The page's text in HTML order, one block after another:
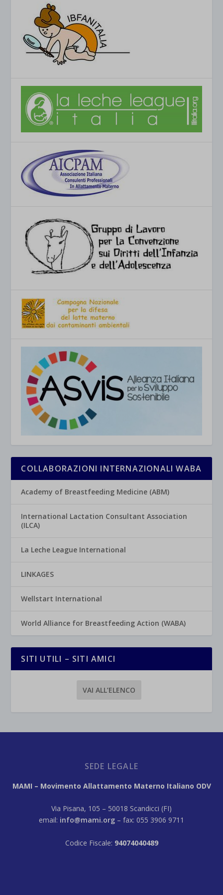
COLLABORAZIONI INTERNAZIONALI WABA
Academy of Breastfeeding Medicine (ABM)
International Lactation Consultant Association
(ILCA)
La Leche League International
LINKAGES
Wellstart International
World Alliance for Breastfeeding Action (WABA)
SITI UTILI – SITI AMICI
VAI ALL’ELENCO
SEDE LEGALE
MAMI – Movimento Allattamento Materno Italiano ODV
Via Pisana, 105 – 50018 Scandicci (FI)
email: info@mami.org – fax: 055 3906 9711
Codice Fiscale: 94074040489